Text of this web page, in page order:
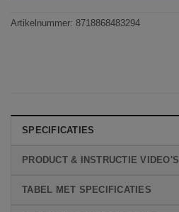
Artikelnummer: 8718868483294
SPECIFICATIES
PRODUCT & INSTRUCTIE VIDEO'S
TABEL MET SPECIFICATIES